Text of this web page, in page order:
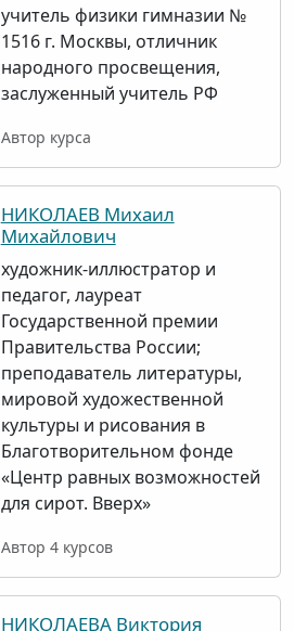
учитель физики гимназии №
1516 г. Москвы, отличник
народного просвещения,
заслуженный учитель РФ
Автор курса
НИКОЛАЕВ Михаил
Михайлович
художник-иллюстратор и
педагог, лауреат
Государственной премии
Правительства России;
преподаватель литературы,
мировой художественной
культуры и рисования в
Благотворительном фонде
«Центр равных возможностей
для сирот. Вверх»
Автор 4 курсов
НИКОЛАЕВА Виктория